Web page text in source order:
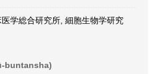
学総合研究所, 細胞生物学研究
buntansha)